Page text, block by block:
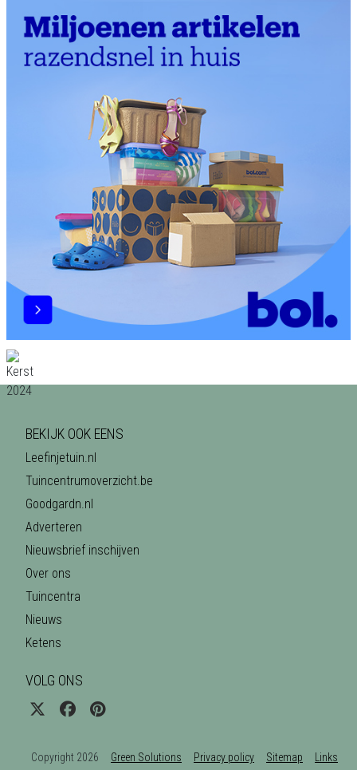
BEKIJK OOK EENS
Leefinjetuin.nl
Tuincentrumoverzicht.be
Goodgardn.nl
Adverteren
Nieuwsbrief inschijven
Over ons
Tuincentra
Nieuws
Ketens
VOLG ONS
Copyright 2026 Green Solutions Privacy policy Sitemap Links